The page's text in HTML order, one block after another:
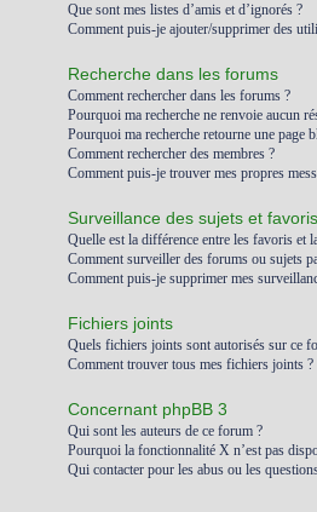
Que sont mes listes d’amis et d’ignorés ?
Comment puis-je ajouter/supprimer des
Recherche dans les forums
Comment rechercher dans les forums ?
Pourquoi ma recherche ne renvoie aucun
Pourquoi ma recherche retourne une page
Comment rechercher des membres ?
Comment puis-je trouver mes propres
Surveillance des sujets et favoris
Quelle est la différence entre les favoris et
Comment surveiller des forums ou sujets
Comment puis-je supprimer mes
Fichiers joints
Quels fichiers joints sont autorisés sur ce
Comment trouver tous mes fichiers joints ?
Concernant phpBB 3
Qui sont les auteurs de ce forum ?
Pourquoi la fonctionnalité X n’est pas
Qui contacter pour les abus ou les